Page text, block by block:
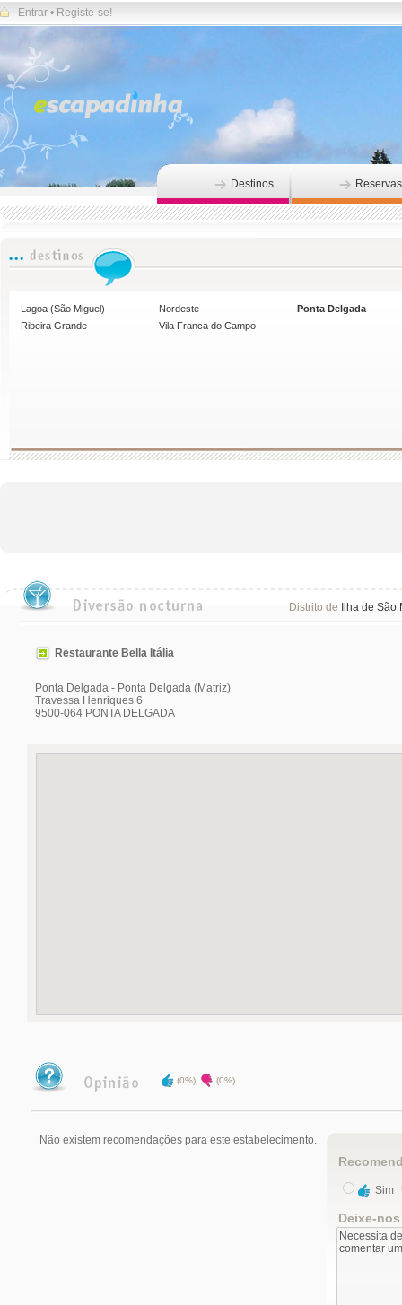
Entrar • Registe-se!
Destinos Reservas
Lagoa (São Miguel) Nordeste
Ponta Delgada
Ribeira Grande
Vila Franca do Campo
Distrito de Ilha de São
Restaurante Bella Itália
Ponta Delgada - Ponta Delgada (Matriz)
Travessa Henriques 6
9500-064 PONTA DELGADA
(0%) (0%)
Não existem recomendações para este estabelecimento.
Sim
Deixe-